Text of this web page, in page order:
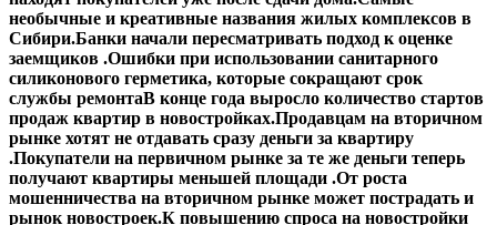
необычные и креативные названия жилых комплексов в
Сибири.Банки начали пересматривать подход к оценке
заемщиков .Ошибки при использовании санитарного
силиконового герметика, которые сокращают срок
службы ремонтаВ конце года выросло количество стартов
продаж квартир в новостройках.Продавцам на вторичном
рынке хотят не отдавать сразу деньги за квартиру
.Покупатели на первичном рынке за те же деньги теперь
получают квартиры меньшей площади .От роста
мошенничества на вторичном рынке может пострадать и
рынок новостроек.К повышению спроса на новостройки